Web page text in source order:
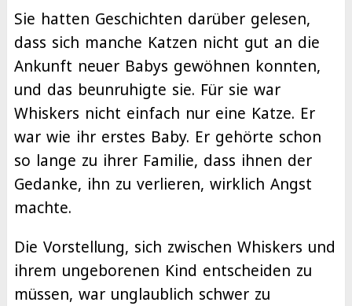
Sie hatten Geschichten darüber gelesen,
dass sich manche Katzen nicht gut an die
Ankunft neuer Babys gewöhnen konnten,
und das beunruhigte sie. Für sie war
Whiskers nicht einfach nur eine Katze. Er
war wie ihr erstes Baby. Er gehörte schon
so lange zu ihrer Familie, dass ihnen der
Gedanke, ihn zu verlieren, wirklich Angst
machte.
Die Vorstellung, sich zwischen Whiskers und
ihrem ungeborenen Kind entscheiden zu
müssen, war unglaublich schwer zu